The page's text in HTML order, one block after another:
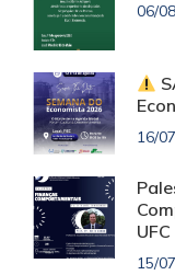
06/
16/
UFC
15/